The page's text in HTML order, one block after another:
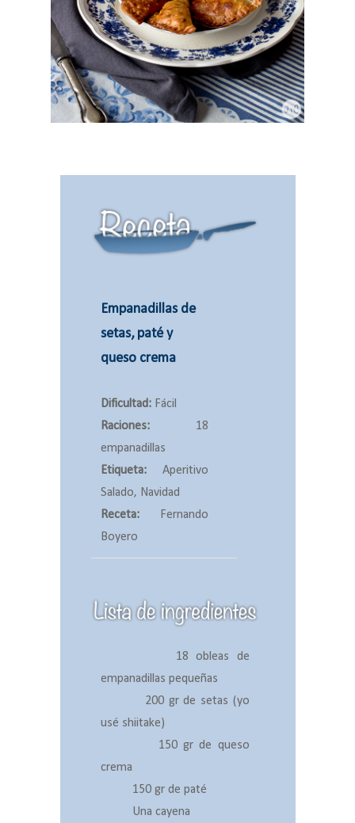
Empanadillas de
setas, paté y
queso crema
Dificultad:Fácil
Raciones: 18
empanadillas
Etiqueta: Aperitivo
Salado, Navidad
Receta:
Fernando
Boyero
18 obleas de
empanadillas pequeñas
200 gr de setas (yo
usé shiitake)
150 gr de queso
crema
150 gr de paté
Una cayena